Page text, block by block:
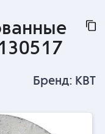
Бренд: КВТ